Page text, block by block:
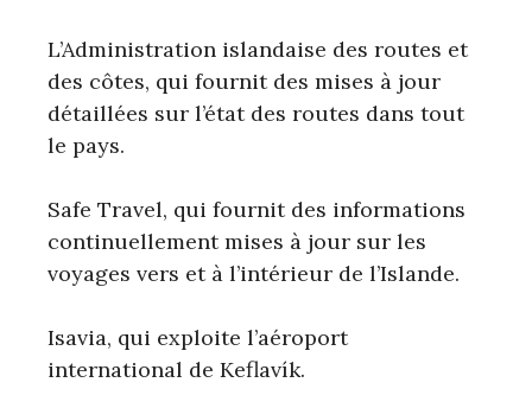
L’Administration islandaise des routes et
des côtes, qui fournit des mises à jour
détaillées sur l’état des routes dans tout
le pays.
Safe Travel, qui fournit des informations
continuellement mises à jour sur les
voyages vers et à l’intérieur de l’Islande.
Isavia, qui exploite l’aéroport
international de Keflavík.